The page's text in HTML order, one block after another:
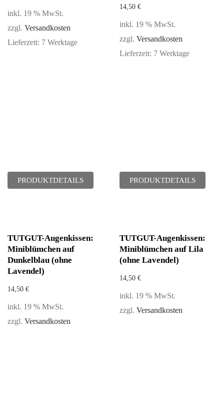
inkl. 19 % MwSt.
zzgl. Versandkosten
Lieferzeit: 7 Werktage
PRODUKTDETAILS
14,50 €
inkl. 19 % MwSt.
zzgl. Versandkosten
Lieferzeit: 7 Werktage
PRODUKTDETAILS
TUTGUT-Augenkissen:
Miniblümchen auf
Dunkelblau (ohne
Lavendel)
14,50 €
inkl. 19 % MwSt.
zzgl. Versandkosten
TUTGUT-Augenkissen:
Miniblümchen auf Lila
(ohne Lavendel)
14,50 €
inkl. 19 % MwSt.
zzgl. Versandkosten